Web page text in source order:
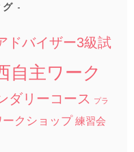
グ
ドバイザー3級試
自主ワーク
ダリーコース プラ
ークショップ 練習会